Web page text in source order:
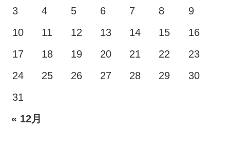
3
4 5 6 7 8
9
10
11 12 13 14 15
16
17
18 19 20 21 22
23
24
25 26 27 28 29
30
31
« 12月